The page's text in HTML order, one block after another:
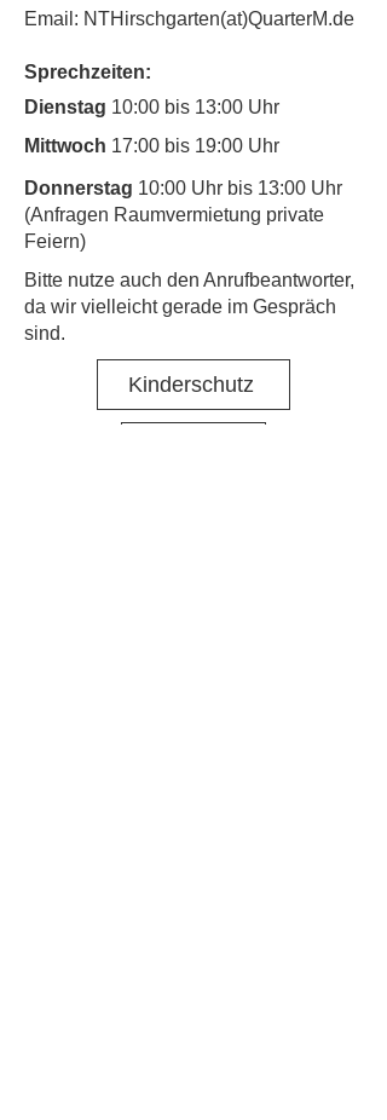
Email: NTHirschgarten(at)QuarterM.de
Sprechzeiten:
Dienstag 10:00 bis 13:00 Uhr
Mittwoch 17:00 bis 19:00 Uhr
Donnerstag 10:00 Uhr bis 13:00 Uhr
(Anfragen Raumvermietung private
Feiern)
​Bitte nutze auch den Anrufbeantworter,
da wir vielleicht gerade im Gespräch
sind.
Kinderschutz